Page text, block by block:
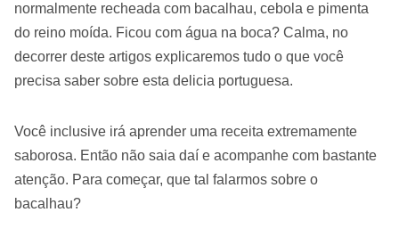
normalmente recheada com bacalhau, cebola e pimenta
do reino moída. Ficou com água na boca? Calma, no
decorrer deste artigos explicaremos tudo o que você
precisa saber sobre esta delicia portuguesa.
Você inclusive irá aprender uma receita extremamente
saborosa. Então não saia daí e acompanhe com bastante
atenção. Para começar, que tal falarmos sobre o
bacalhau?